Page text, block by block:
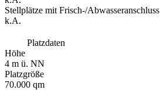
Stellplätze mit Frisch-/Abwasseranschluss
k.A.
Platzdaten
Höhe
4 m ü. NN
Platzgröße
70.000 qm